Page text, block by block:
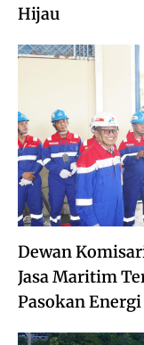
Hijau
Dewan
Jasa Maritim
Pasokan